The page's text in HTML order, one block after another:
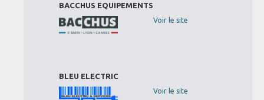
BACCHUS EQUIPEMENTS
Voir le site
BLEU ELECTRIC
Voir le site